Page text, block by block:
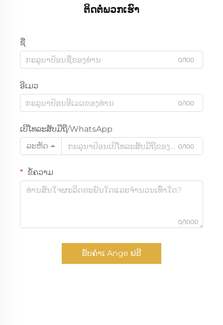
ຕິດຕໍ່ພວກເຮົາ
ຊື່
0/100
ອີເມວ
0/100
ເບີໂທລະສັບມືຖື/WhatsApp
ລະຫັດ
0/100
ຂໍ້ຄວາມ
0/1000
ຮັບຄຳເ Ange ຟຣີ